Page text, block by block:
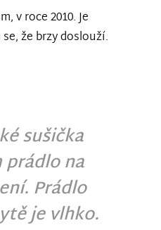
v roce 2010. Je
že brzy doslouží.
sušička
na
Prádlo
je vlhko.